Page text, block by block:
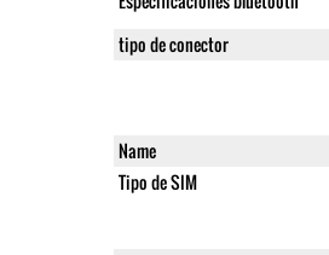
tipo de conector
Name
Tipo de SIM